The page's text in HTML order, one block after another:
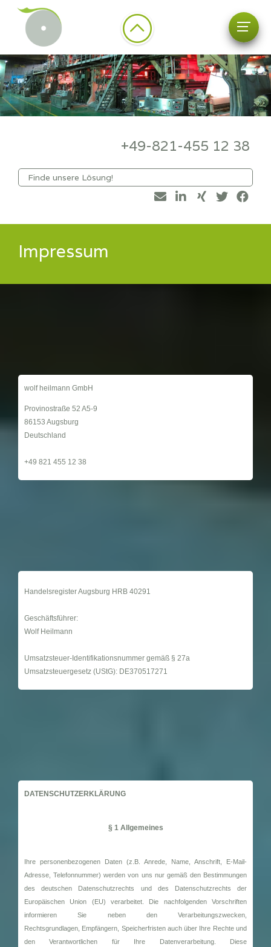
+49-821-455 12 38
Impressum
wolf heilmann GmbH
Provinostraße 52 A5-9
86153 Augsburg
Deutschland
+49 821 455 12 38
Handelsregister Augsburg HRB 40291
Geschäftsführer:
Wolf Heilmann
Umsatzsteuer-Identifikationsnummer gemäß § 27a
Umsatzsteuergesetz (UStG): DE370517271
DATENSCHUTZERKLÄRUNG
§ 1 Allgemeines
Ihre personenbezogenen Daten (z.B. Anrede, Name, Anschrift, E-Mail-
Adresse, Telefonnummer) werden von uns nur gemäß den Bestimmungen
des deutschen Datenschutzrechts und des Datenschutzrechts der
Europäischen Union (EU) verarbeitet. Die nachfolgenden Vorschriften
informieren Sie neben den Verarbeitungszwecken,
Rechtsgrundlagen, Empfängern, Speicherfristen auch über Ihre Rechte und
den Verantwortlichen für Ihre Datenverarbeitung. Diese